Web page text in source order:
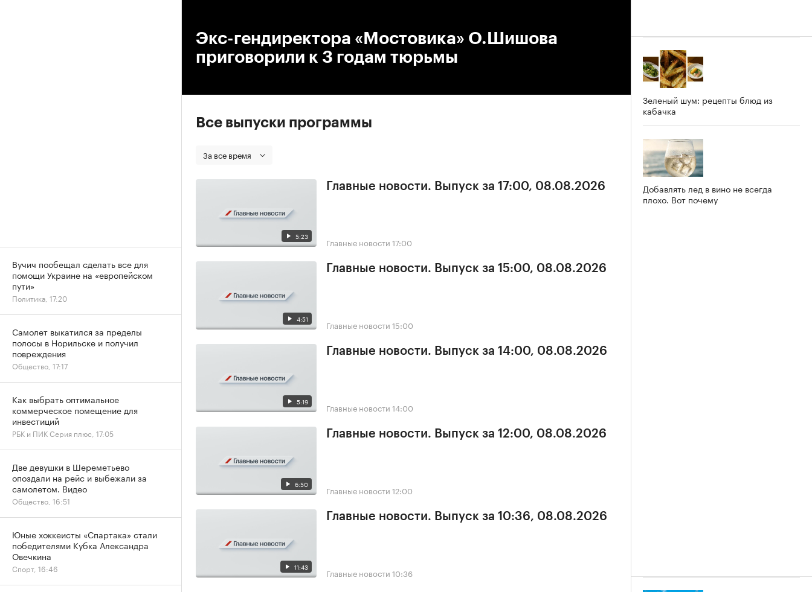
Экс-гендиректора «Мостовика» О.Шишова
приговорили к 3 годам тюрьмы
Все выпуски программы
За все время
5:23
Главные новости. Выпуск за 17:00, 08.08.2026
Главные новости 17:00
4:51
Главные новости. Выпуск за 15:00, 08.08.2026
Главные новости 15:00
5:19
Главные новости. Выпуск за 14:00, 08.08.2026
Главные новости 14:00
6:50
Главные новости. Выпуск за 12:00, 08.08.2026
Главные новости 12:00
11:43
Главные новости. Выпуск за 10:36, 08.08.2026
Главные новости 10:36
Зеленый шум: рецепты блюд из
кабачка
Добавлять лед в вино не всегда
плохо. Вот почему
Вучич пообещал сделать все для
помощи Украине на «европейском
пути»
Политика, 17:20
Самолет выкатился за пределы
полосы в Норильске и получил
повреждения
Общество, 17:17
Как выбрать оптимальное
коммерческое помещение для
инвестиций
РБК и ПИК Серия плюс, 17:05
Две девушки в Шереметьево
опоздали на рейс и выбежали за
самолетом. Видео
Общество, 16:51
Юные хоккеисты «Спартака» стали
победителями Кубка Александра
Овечкина
Спорт, 16:46